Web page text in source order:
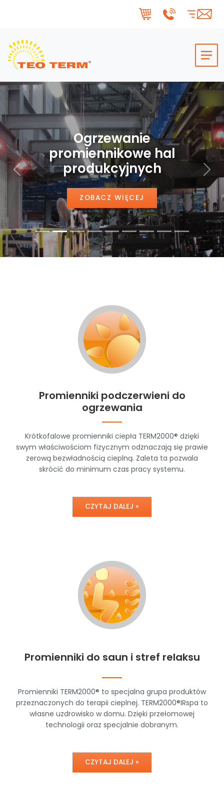
Ogrzewanie
promiennikowe hal
produkcyjnych
ZOBACZ WIĘCEJ
Poprzedni
Promienniki podczerwieni do
ogrzewania
Krótkofalowe promienniki ciepła TERM2000® dzięki
swym właściwościom fizycznym odznaczają się prawie
zerową bezwładnością cieplną. Zaleta ta pozwala
skrócić do minimum czas pracy systemu.
CZYTAJ DALEJ »
Promienniki do saun i stref relaksu
Promienniki TERM2000® to specjalna grupa produktów
przeznaczonych do terapii cieplnej. TERM2000®IRspa to
własne uzdrowisko w domu. Dzięki przełomowej
technologii oraz specjalnie dobranym.
CZYTAJ DALEJ »